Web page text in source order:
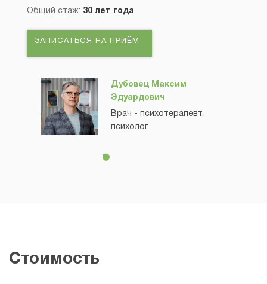
Дубовец Максим
Эдуардович
Врач - психотерапевт,
психолог
Общий стаж: 30 лет года
ЗАПИСАТЬСЯ НА ПРИЁМ
Стоимость